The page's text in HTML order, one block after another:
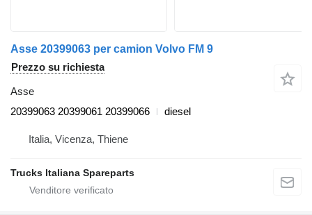
Asse 20399063 per camion Volvo FM 9
Prezzo su richiesta
Asse
20399063 20399061 20399066
diesel
Italia, Vicenza, Thiene
Trucks Italiana Spareparts